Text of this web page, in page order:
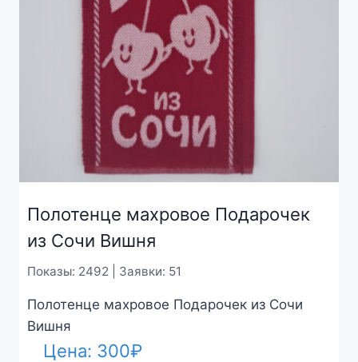
Полотенце махровое Подарочек
из Сочи Вишня
Показы: 2492 | Заявки: 51
Полотенце махровое Подарочек из Сочи
Вишня
Цена: 300₽